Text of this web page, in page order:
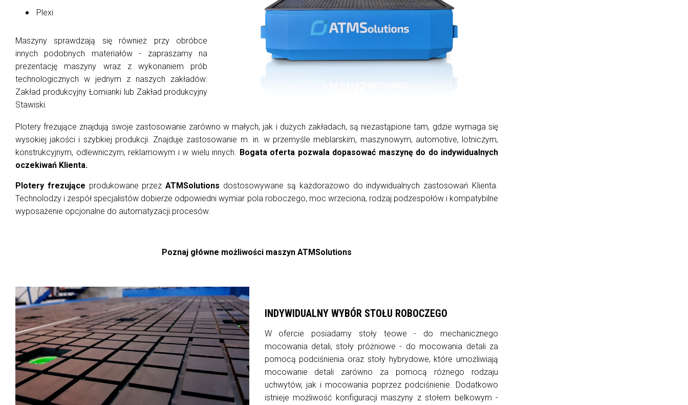
Plexi
Maszyny sprawdzają się również przy obróbce
innych podobnych materiałów - zapraszamy na
prezentację maszyny wraz z wykonaniem prób
technologicznych w jednym z naszych zakładów:
Zakład produkcyjny Łomianki lub Zakład produkcyjny
Stawiski.
Plotery frezujące znajdują swoje zastosowanie zarówno w małych, jak i dużych zakładach, są niezastąpione tam, gdzie wymaga się
wysokiej jakości i szybkiej produkcji. Znajduje zastosowanie m. in. w przemyśle meblarskim, maszynowym, automotive, lotniczym,
konstrukcyjnym, odlewniczym, reklamowym i w wielu innych. Bogata oferta pozwala dopasować maszynę do do indywidualnych
oczekiwań Klienta.
Plotery frezujące produkowane przezATMSolutions dostosowywane są każdorazowo do indywidualnych zastosowań Klienta.
Technolodzy i zespół specjalistów dobierze odpowiedni wymiar pola roboczego, moc wrzeciona, rodzaj podzespołów i kompatybilne
wyposażenie opcjonalne do automatyzacji procesów.
Poznaj główne możliwości maszyn ATMSolutions
INDYWIDUALNY WYBÓR STOŁU ROBOCZEGO
W ofercie posiadamy stoły teowe - do mechanicznego
mocowania detali, stoły próżniowe - do mocowania detali za
pomocą podciśnienia oraz stoły hybrydowe, które umożliwiają
mocowanie detali zarówno za pomocą różnego rodzaju
uchwytów, jak i mocowania poprzez podciśnienie. Dodatkowo
istnieje możliwość konfiguracji maszyny z stołem belkowym -